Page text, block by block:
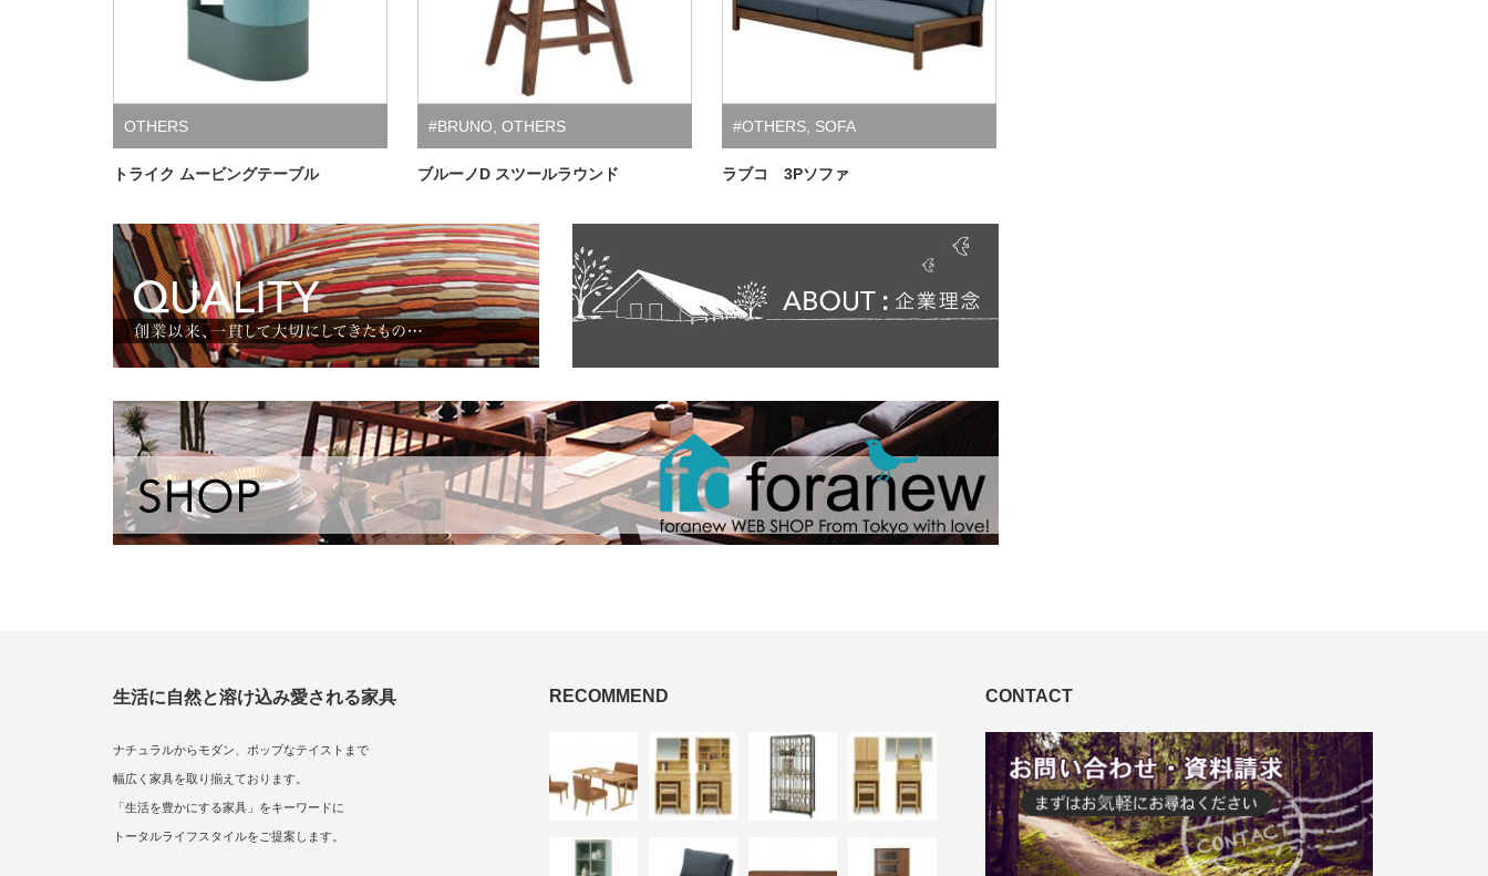
OTHERS
トライク ムービングテーブル
#BRUNO OTHERS
ブルーノD スツールラウンド
#OTHERS SOFA
ラブコ 3Pソファ
生活に自然と溶け込み愛される家具
ナチュラルからモダン、ポップなテイストまで
幅広く家具を取り揃えております。
「生活を豊かにする家具」をキーワードに
トータルライフスタイルをご提案します。
RECOMMEND CONTACT